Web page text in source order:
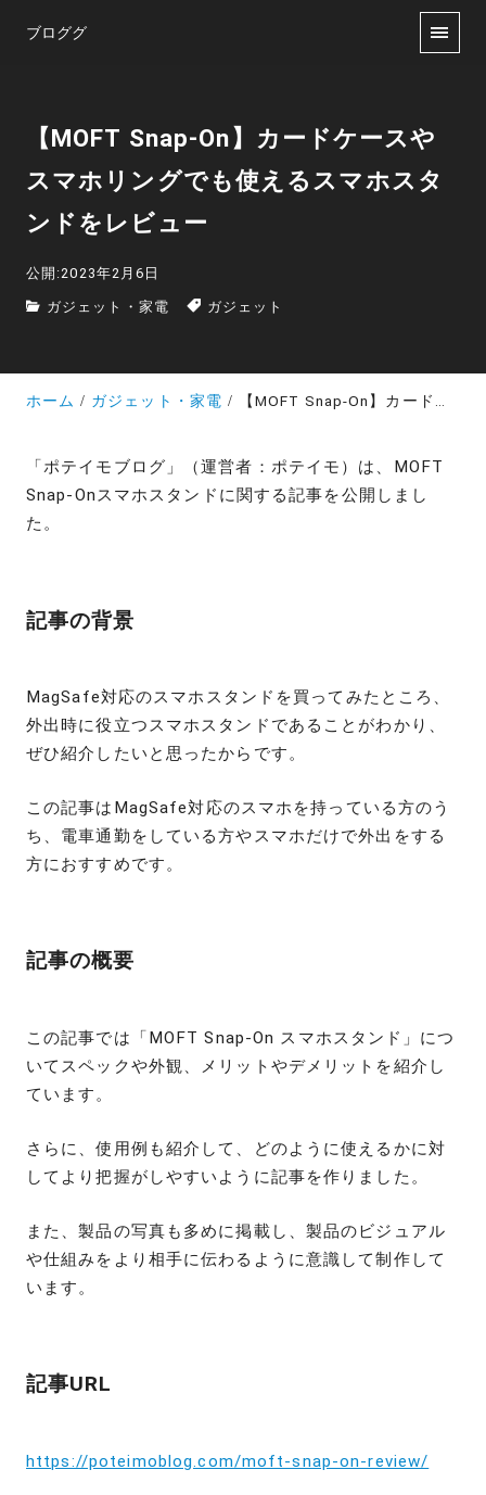
ブロググ
【MOFT Snap-On】カードケースや
スマホリングでも使えるスマホスタ
ンドをレビュー
公開:2023年2月6日
ガジェット・家電 ガジェット
ホーム ガジェット・家電 【MOFT Snap-On】カードケースやスマホリングでも使えるスマホスタンドをレビュー
「ポテイモブログ」（運営者：ポテイモ）は、MOFT
Snap-Onスマホスタンドに関する記事を公開しまし
た。
記事の背景
MagSafe対応のスマホスタンドを買ってみたところ、
外出時に役立つスマホスタンドであることがわかり、
ぜひ紹介したいと思ったからです。
この記事はMagSafe対応のスマホを持っている方のう
ち、電車通勤をしている方やスマホだけで外出をする
方におすすめです。
記事の概要
この記事では「MOFT Snap-On スマホスタンド」につ
いてスペックや外観、メリットやデメリットを紹介し
ています。
さらに、使用例も紹介して、どのように使えるかに対
してより把握がしやすいように記事を作りました。
また、製品の写真も多めに掲載し、製品のビジュアル
や仕組みをより相手に伝わるように意識して制作して
います。
記事URL
https://poteimoblog.com/moft-snap-on-review/